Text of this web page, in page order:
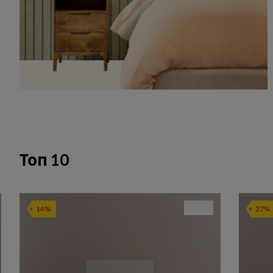
Топ 10
14% 27%